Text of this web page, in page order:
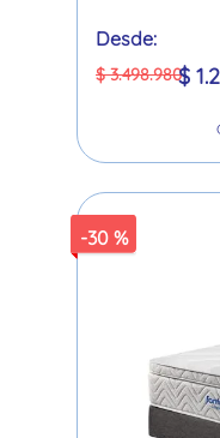
Desde:
$ 3.498.980$ 1.
-30 %